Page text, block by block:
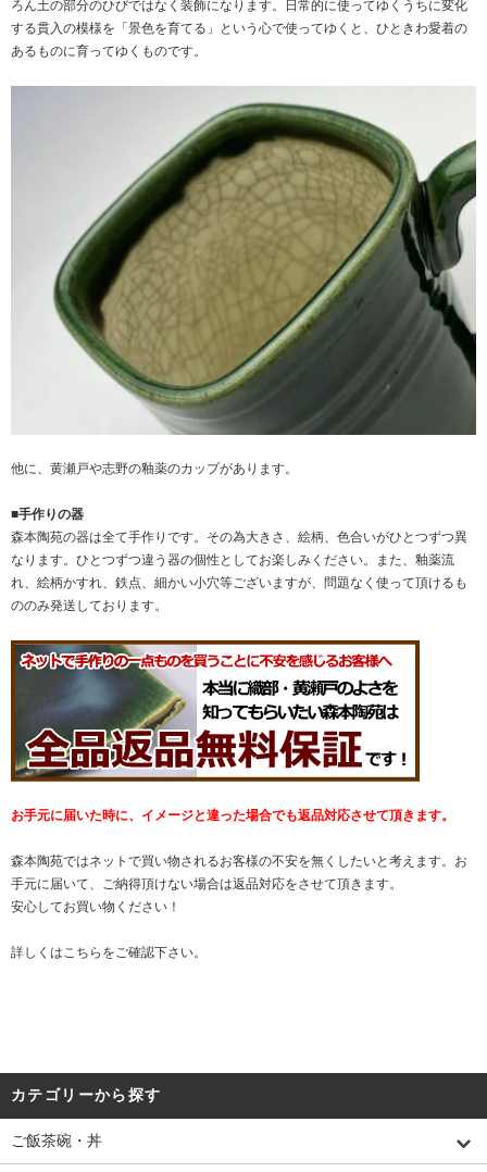
ろん土の部分のひびではなく装飾になります。日常的に使ってゆくうちに変化
する貫入の模様を「景色を育てる」という心で使ってゆくと、ひときわ愛着の
あるものに育ってゆくものです。
他に、 黄瀬戸や志野の釉薬のカップがあります。
■手作りの器
森本陶苑の器は全て手作りです。その為大きさ、絵柄、色合いがひとつずつ異
なります。ひとつずつ違う器の個性としてお楽しみください。また、釉薬流
れ、絵柄かすれ、鉄点、細かい小穴等ございますが、問題なく使って頂けるも
ののみ発送しております。
お手元に届いた時に、イメージと違った場合でも返品対応させて頂きます。
森本陶苑ではネットで買い物されるお客様の不安を無くしたいと考えます。お
手元に届いて、ご納得頂けない場合は返品対応をさせて頂きます。
安心してお買い物ください！
詳しくは こちら をご確認下さい。
カテゴリーから探す
ご飯茶碗・丼